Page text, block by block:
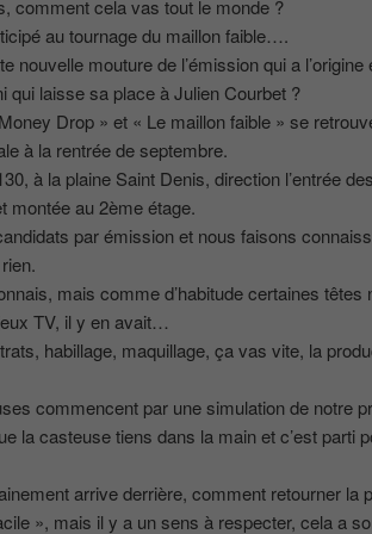
comment cela vas tout le monde ?
au tournage du maillon faible….
nouvelle mouture de l’émission qui a
qui laisse sa place à Julien Courbet ?
Drop » et « Le maillon faible » se
à la rentrée de septembre.
à la plaine Saint Denis, direction l’entrée
montée au 2ème étage.
par émission et nous faisons
mais comme d’habitude certaines têtes
TV, il y en avait…
habillage, maquillage, ça vas vite, la
commencent par une simulation de notre
la casteuse tiens dans la main et c’est parti
arrive derrière, comment retourner la
», mais il y a un sens à respecter, cela a